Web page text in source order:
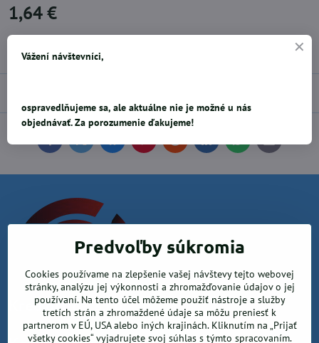
1,64 €
FacebookTwitterBlueskyPinterestReddit LinkedInWhatsApp
E-
mail
Krea office, s.r.o.
Predvoľby súkromia
Cookies používame na zlepšenie vašej návštevy tejto webovej
stránky, analýzu jej výkonnosti a zhromažďovanie údajov o jej
používaní. Na tento účel môžeme použiť nástroje a služby
tretích strán a zhromaždené údaje sa môžu preniesť k
partnerom v EÚ, USA alebo iných krajinách. Kliknutím na „Prijať
všetky cookies“ vyjadrujete svoj súhlas s týmto spracovaním.
Vážení návštevníci,
ospravedlňujeme sa, ale aktuálne nie je možné u nás
objednávať. Za porozumenie ďakujeme!